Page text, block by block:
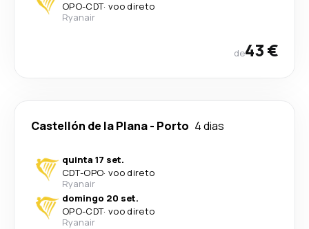
OPO-CDT· voo direto
Ryanair
de43 €
Castellón de la Plana- Porto 4 dias
quinta 17 set.
CDT-OPO· voo direto
Ryanair
domingo 20 set.
OPO-CDT· voo direto
Ryanair